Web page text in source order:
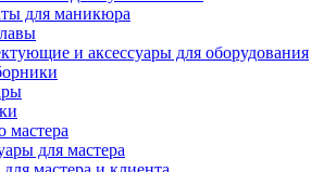
для маникюра
и аксессуары для оборудования
мастера
для мастера